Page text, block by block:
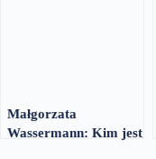
Małgorzata
Wassermann: Kim jest